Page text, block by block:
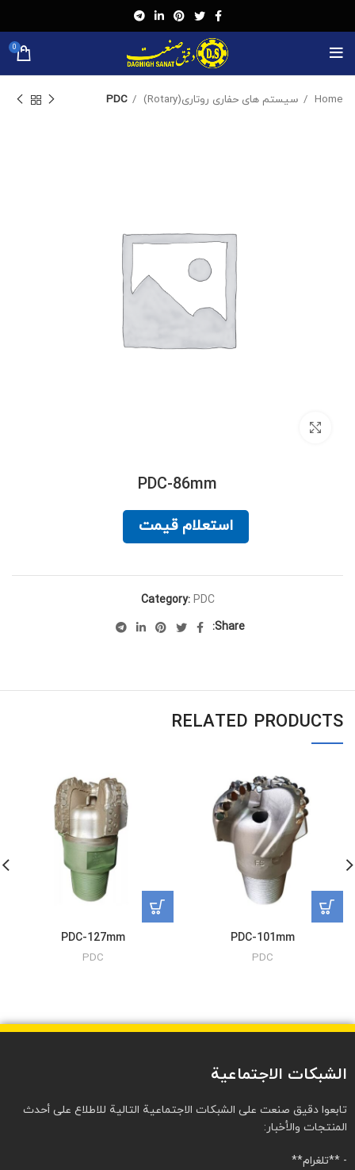
0
Home سیستم های حفاری روتاری(Rotary) PDC
PDC-86mm
استعلام قیمت
Category: PDC
Share:
RELATED PRODUCTS
PDC-101mm
PDC
PDC-127mm
PDC
الشبكات الاجتماعية
تابعوا دقيق صنعت على الشبكات الاجتماعية التالية للاطلاع على أحدث
المنتجات والأخبار:
- **تلغرام**